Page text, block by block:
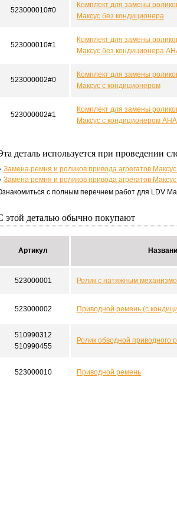
523000010#0
Комплект для замены
Максус без кондиционера
523000010#1
Комплект для замены
Максус без кондиционера
523000002#0
Комплект для замены
Максус с кондиционером
523000002#1
Комплект для замены
Максус с кондиционером
деталь используется при проведении
Замена ремня и роликов привода агрегатов
Замена ремня и роликов привода агрегатов
с полным перечнем работ для LDV
этой деталью обычно покупают
Артикул
523000001 Ролик с натяжным
523000002 Приводной ремень (с
510990312
510990455
Ролик обводной приводного
523000010 Приводной ремень